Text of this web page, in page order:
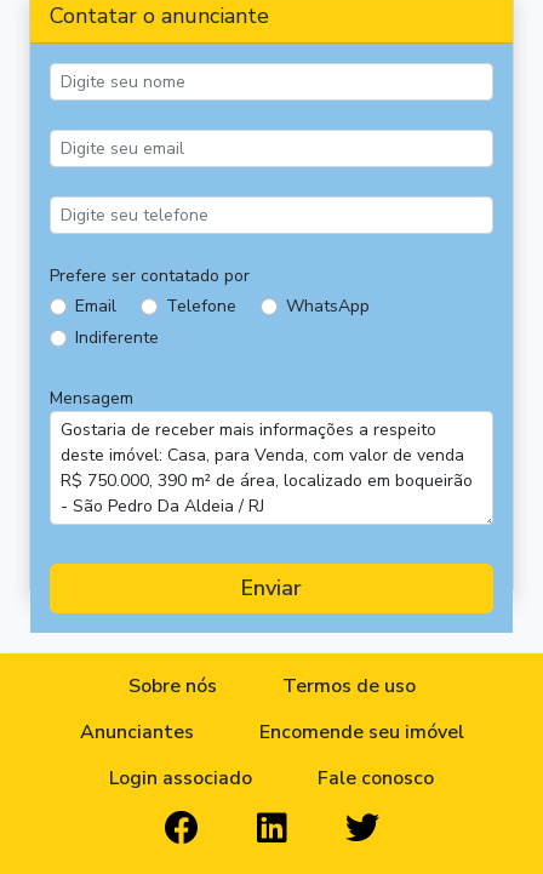
Contatar o anunciante
Prefere ser contatado por
Email
Telefone
WhatsApp
Indiferente
Mensagem
Enviar
Sobre nós
Termos de uso
Anunciantes
Encomende seu imóvel
Login associado
Fale conosco